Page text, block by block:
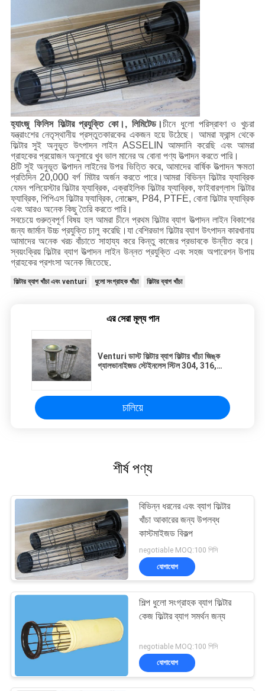
হ্যাংজু ফিলিস ফিল্টার প্রযুক্তি কো।, লিমিটেড।চীনে ধুলো পরিস্রাবণ ও খুচরা
যন্ত্রাংশের নেতৃস্থানীয় প্রস্তুতকারকের একজন হয়ে উঠেছে। আমরা ফ্রান্স থেকে
ফিল্টার সুই অনুভূত উৎপাদন লাইন ASSELIN আমদানি করেছি এবং আমরা
গ্রাহকের প্রয়োজন অনুসারে খুব ভাল মানের অ বোনা পণ্য উত্পাদন করতে পারি।
8টি সুই অনুভূত উত্পাদন লাইনের উপর ভিত্তি করে, আমাদের বার্ষিক উত্পাদন ক্ষমতা
প্রতিদিন 20,000 বর্গ মিটার অর্জন করতে পারে।আমরা বিভিন্ন ফিল্টার ফ্যাব্রিক
যেমন পলিয়েস্টার ফিল্টার ফ্যাব্রিক, এক্রাইলিক ফিল্টার ফ্যাব্রিক, ফাইবারগ্লাস ফিল্টার
ফ্যাব্রিক, পিপিএস ফিল্টার ফ্যাব্রিক, নোমেক্স, P84, PTFE, বোনা ফিল্টার ফ্যাব্রিক
এবং আরও অনেক কিছু তৈরি করতে পারি।
সবচেয়ে গুরুত্বপূর্ণ বিষয় হল আমরা চীনে প্রথম ফিল্টার ব্যাগ উত্পাদন লাইন বিকাশের
জন্য জার্মান উচ্চ প্রযুক্তি চালু করেছি।যা বেশিরভাগ ফিল্টার ব্যাগ উৎপাদন কারখানায়
আমাদের অনেক খরচ বাঁচাতে সাহায্য করে কিন্তু কাজের প্রভাবকে উন্নীত করে।
স্বয়ংক্রিয় ফিল্টার ব্যাগ উত্পাদন লাইন উন্নত প্রযুক্তি এবং সহজ অপারেশন উপায়
গ্রাহকের প্রশংসা অনেক জিতেছে.
ফিল্টার ব্যাগ খাঁচা এবং venturi ধুলো সংগ্রাহক খাঁচা ফিল্টার ব্যাগ খাঁচা
এর সেরা মূল্য পান
Venturi ডাস্ট ফিল্টার ব্যাগ ফিল্টার খাঁচা জিঙ্ক
গ্যালভানাইজড স্টেইনলেস স্টিল 304, 316,
চালিয়ে
শীর্ষ পণ্য
বিভিন্ন ধরনের এবং ব্যাগ ফিল্টার
খাঁচা আকারের জন্য উপলব্ধ
কাস্টমাইজড বিকল্প
negotiable MOQ:100 পিসি
যোগাযোগ
শিল্প ধুলো সংগ্রাহক ব্যাগ ফিল্টার
কেজ ফিল্টার ব্যাগ সমর্থন জন্য
negotiable MOQ:100 পিসি
যোগাযোগ